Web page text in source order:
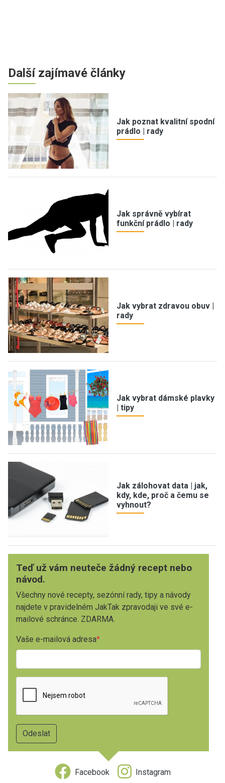
Další zajímavé články
Jak poznat kvalitní spodní
prádlo | rady
Jak správně vybírat
funkční prádlo | rady
Jak vybrat zdravou obuv |
rady
Jak vybrat dámské plavky
| tipy
Jak zálohovat data | jak,
kdy, kde, proč a čemu se
vyhnout?
Teď už vám neuteče žádný recept nebo
návod.
Všechny nové recepty, sezónní rady, tipy a návody
najdete v pravidelném JakTak zpravodaji ve své e-
mailové schránce. ZDARMA.
Vaše e-mailová adresa
Facebook Instagram